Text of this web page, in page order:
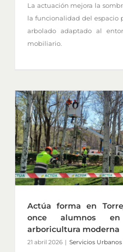
La actuación mejora la
la funcionalidad del espacio
arbolado adaptado al
mobiliario.
Actúa forma en
once alumnos
arboricultura moderna
21 abril 2026 | Servicios Urbanos